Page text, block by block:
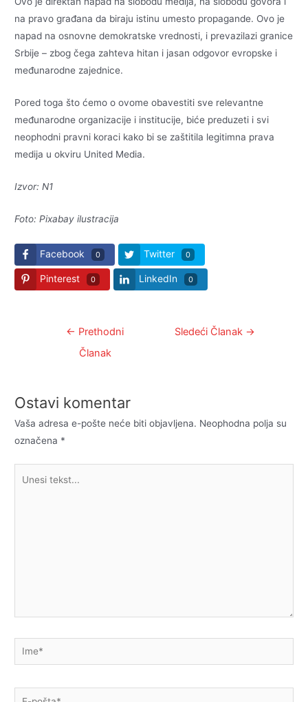
na pravo građana da biraju istinu umesto propagande. Ovo je
napad na osnovne demokratske vrednosti, i prevazilazi granice
Srbije – zbog čega zahteva hitan i jasan odgovor evropske i
međunarodne zajednice.
Pored toga što ćemo o ovome obavestiti sve relevantne
međunarodne organizacije i institucije, biće preduzeti i svi
neophodni pravni koraci kako bi se zaštitila legitimna prava
medija u okviru United Media.
Izvor: N1
Foto: Pixabay ilustracija
Facebook 0 Twitter 0
Pinterest 0 LinkedIn 0
Kretanje← Prethodni
Članak
Sledeći Članak →
Ostavi komentar
Vaša adresa e-pošte neće biti objavljena. Neophodna polja su
označena *
Ime*
E-